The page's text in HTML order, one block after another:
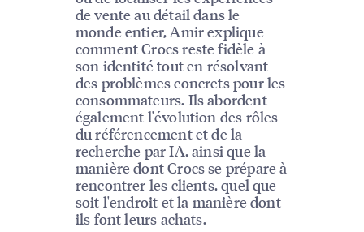
de vente au détail dans le
monde entier, Amir explique
comment Crocs reste fidèle à
son identité tout en résolvant
des problèmes concrets pour les
consommateurs. Ils abordent
également l'évolution des rôles
du référencement et de la
recherche par IA, ainsi que la
manière dont Crocs se prépare à
rencontrer les clients, quel que
soit l'endroit et la manière dont
ils font leurs achats.